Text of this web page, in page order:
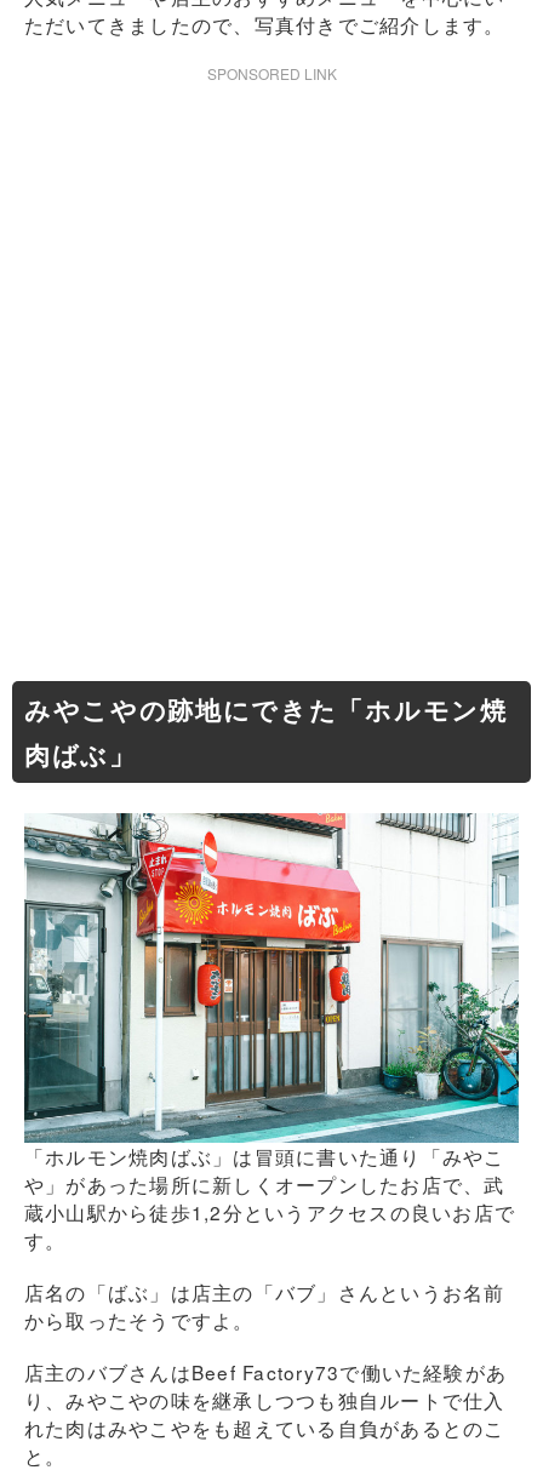
ただいてきましたので、写真付きでご紹介します。
SPONSORED LINK
みやこやの跡地にできた「ホルモン焼
肉ばぶ」
「ホルモン焼肉ばぶ」は冒頭に書いた通り「みやこ
や」があった場所に新しくオープンしたお店で、武
蔵小山駅から徒歩1,2分というアクセスの良いお店で
す。
店名の「ばぶ」は店主の「バブ」さんというお名前
から取ったそうですよ。
店主のバブさんはBeef Factory73で働いた経験があ
り、みやこやの味を継承しつつも独自ルートで仕入
れた肉はみやこやをも超えている自負があるとのこ
と。